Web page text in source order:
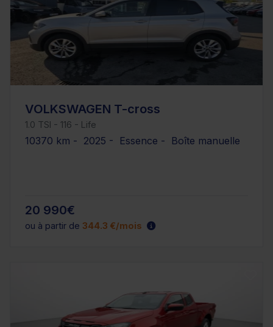
VOLKSWAGEN T-cross
1.0 TSI - 116 - Life
10370 km - 2025 - Essence - Boîte manuelle
20 990€
ou à partir de 344.3 €/mois